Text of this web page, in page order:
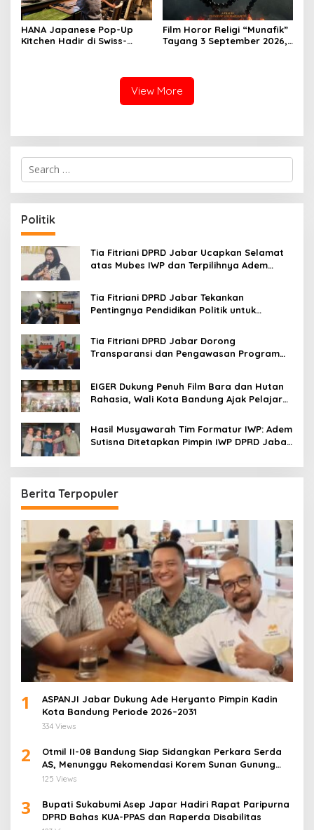
HANA Japanese Pop-Up
Kitchen Hadir di Swiss-
Film Horor Religi “Munafik”
Tayang 3 September 2026,
View More
S
r
c
h
f
o
:
Politik
Tia Fitriani DPRD Jabar Ucapkan Selamat
atas Mubes IWP dan Terpilihnya Adem
Tia Fitriani DPRD Jabar Tekankan
Pentingnya Pendidikan Politik untuk
Tia Fitriani DPRD Jabar Dorong
Transparansi dan Pengawasan Program
EIGER Dukung Penuh Film Bara dan Hutan
Rahasia, Wali Kota Bandung Ajak Pelajar
Hasil Musyawarah Tim Formatur IWP: Adem
Sutisna Ditetapkan Pimpin IWP DPRD Jabar
Berita Terpopuler
1
ASPANJI Jabar Dukung Ade Heryanto Pimpin Kadin
Kota Bandung Periode 2026–2031
334 Views
2
Otmil II-08 Bandung Siap Sidangkan Perkara Serda
AS, Menunggu Rekomendasi Korem Sunan Gunung
Jati Cirebon
125 Views
3
Bupati Sukabumi Asep Japar Hadiri Rapat Paripurna
DPRD Bahas KUA-PPAS dan Raperda Disabilitas